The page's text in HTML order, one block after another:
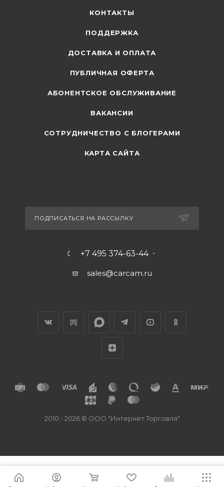
КОНТАКТЫ
ПОДДЕРЖКА
ДОСТАВКА И ОПЛАТА
ПУБЛИЧНАЯ ОФЕРТА
АБОНЕНТСКОЕ ОБСЛУЖИВАНИЕ
ВАКАНСИИ
СОТРУДНИЧЕСТВО С БЛОГЕРАМИ
КАРТА САЙТА
ПОДПИСАТЬСЯ НА РАССЫЛКУ
+7 495 374-63-44
sales@carcam.ru
2010 - 2026 © ООО "Интернет Торговля"